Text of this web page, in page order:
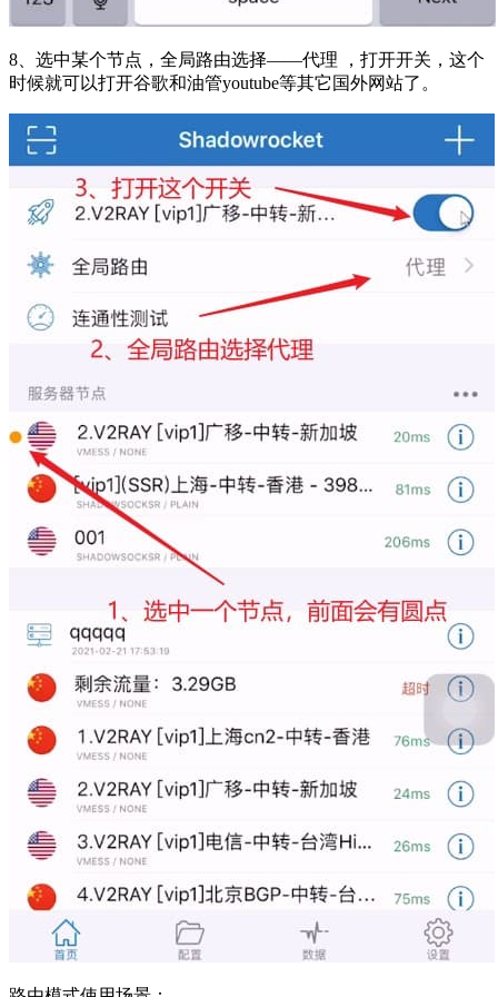
8、选中某个节点，全局路由选择——代理 ，打开开关，这个
时候就可以打开谷歌和油管youtube等其它国外网站了。